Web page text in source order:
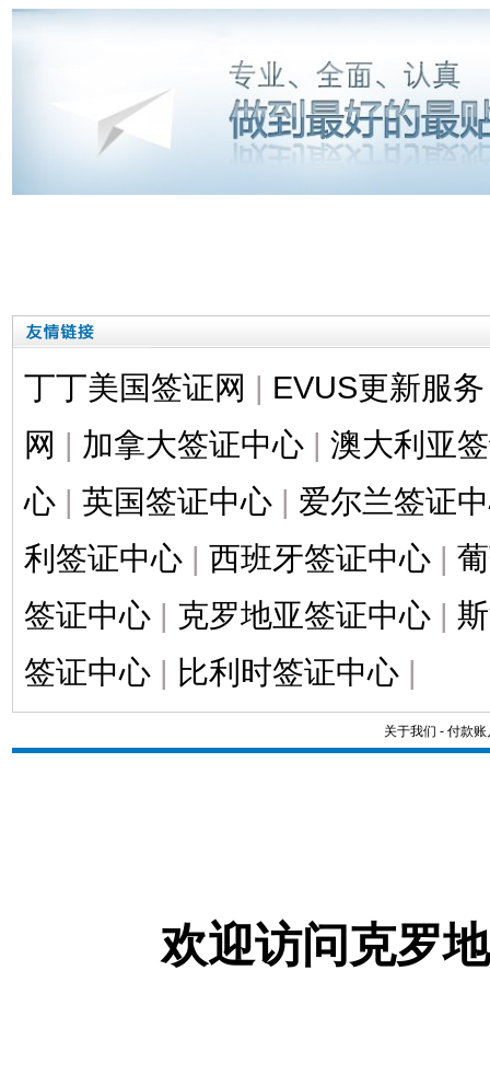
丁丁美国签证网 | EVUS更新服务
网 | 加拿大签证中心 | 澳大利亚
心 | 英国签证中心 | 爱尔兰签证
利签证中心 | 西班牙签证中心 |
签证中心 | 克罗地亚签证中心 |
签证中心 | 比利时签证中心 |
关于我们 - 付款账
欢迎访问克罗